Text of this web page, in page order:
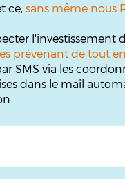
ce, sans même nous
l'investissement
prévenant de tout
SMS via les
dans le mail